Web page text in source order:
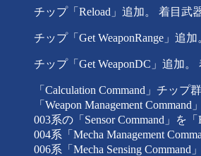
チップ「Reload」追加。 着目武
チップ「Get WeaponRange」追
チップ「Get WeaponDC」追加
「Calculation Command」チップ
「Weapon Management
003系の「Sensor Command」を「
004系「Mecha Management
006系「Mecha Sensing Command